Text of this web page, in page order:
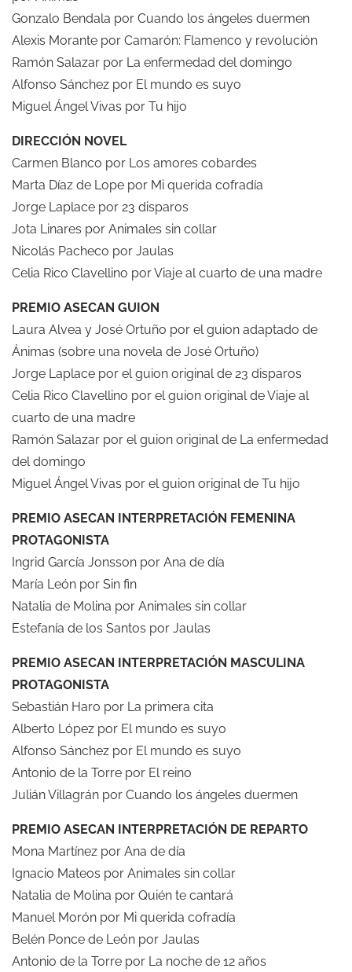
Gonzalo Bendala por Cuando los ángeles duermen
Alexis Morante por Camarón: Flamenco y revolución
Ramón Salazar por La enfermedad del domingo
Alfonso Sánchez por El mundo es suyo
Miguel Ángel Vivas por Tu hijo
DIRECCIÓN NOVEL
Carmen Blanco por Los amores cobardes
Marta Díaz de Lope por Mi querida cofradía
Jorge Laplace por 23 disparos
Jota Linares por Animales sin collar
Nicolás Pacheco por Jaulas
Celia Rico Clavellino por Viaje al cuarto de una madre
PREMIO ASECAN GUION
Laura Alvea y José Ortuño por el guion adaptado de
Ánimas (sobre una novela de José Ortuño)
Jorge Laplace por el guion original de 23 disparos
Celia Rico Clavellino por el guion original de Viaje al
cuarto de una madre
Ramón Salazar por el guion original de La enfermedad
del domingo
Miguel Ángel Vivas por el guion original de Tu hijo
PREMIO ASECAN INTERPRETACIÓN FEMENINA
PROTAGONISTA
Ingrid García Jonsson por Ana de día
María León por Sin fin
Natalia de Molina por Animales sin collar
Estefanía de los Santos por Jaulas
PREMIO ASECAN INTERPRETACIÓN MASCULINA
PROTAGONISTA
Sebastián Haro por La primera cita
Alberto López por El mundo es suyo
Alfonso Sánchez por El mundo es suyo
Antonio de la Torre por El reino
Julián Villagrán por Cuando los ángeles duermen
PREMIO ASECAN INTERPRETACIÓN DE REPARTO
Mona Martínez por Ana de día
Ignacio Mateos por Animales sin collar
Natalia de Molina por Quién te cantará
Manuel Morón por Mi querida cofradía
Belén Ponce de León por Jaulas
Antonio de la Torre por La noche de 12 años